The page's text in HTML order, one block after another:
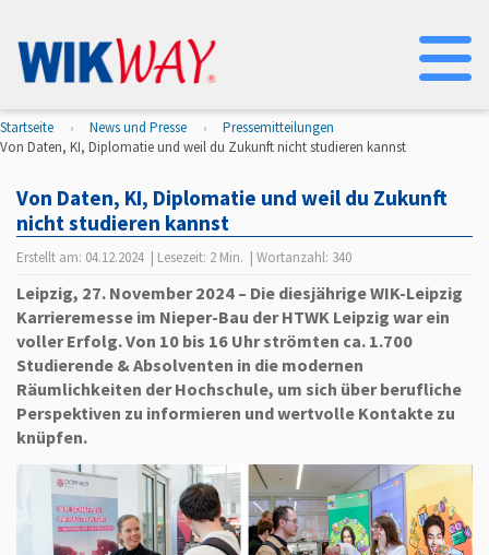
Startseite News und Presse
Pressemitteilungen
Von Daten, KI, Diplomatie und weil du Zukunft nicht studieren kannst
Von Daten, KI, Diplomatie und weil du Zukunft
nicht studieren kannst
Erstellt am: 04.12.2024 | Lesezeit: 2 Min. | Wortanzahl: 340
Leipzig, 27. November 2024 – Die diesjährige WIK-Leipzig
Karrieremesse im Nieper-Bau der HTWK Leipzig war ein
voller Erfolg. Von 10 bis 16 Uhr strömten ca. 1.700
Studierende & Absolventen in die modernen
Räumlichkeiten der Hochschule, um sich über berufliche
Perspektiven zu informieren und wertvolle Kontakte zu
knüpfen.